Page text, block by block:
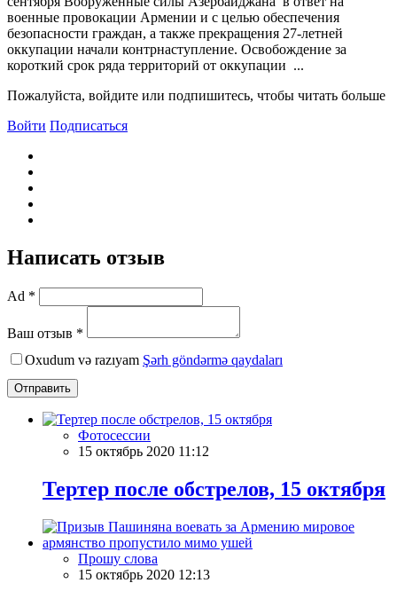
военные провокации Армении и с целью обеспечения
безопасности граждан, а также прекращения 27-летней
оккупации начали контрнаступление. Освобождение за
короткий срок ряда территорий от оккупации ...
Пожалуйста, войдите или подпишитесь, чтобы читать больше
Войти Подписаться
Написать отзыв
Ad *
Ваш отзыв *
Oxudum və razıyam Şərh göndərmə qaydaları
Отправить
Фотосессии
15 октябрь 2020 11:12
Тертер после обстрелов, 15 октября
Прошу слова
15 октябрь 2020 12:13